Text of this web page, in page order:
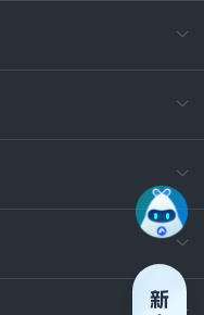
电
400-
技
安